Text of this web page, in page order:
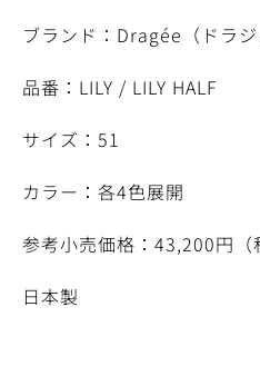
ブランド：Dragée（ドラジ
品番：LILY / LILY HALF
サイズ：51
カラー：各4色展開
参考小売価格：43,200円（
日本製